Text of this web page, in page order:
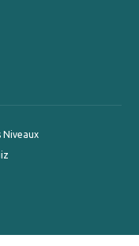
Niveaux